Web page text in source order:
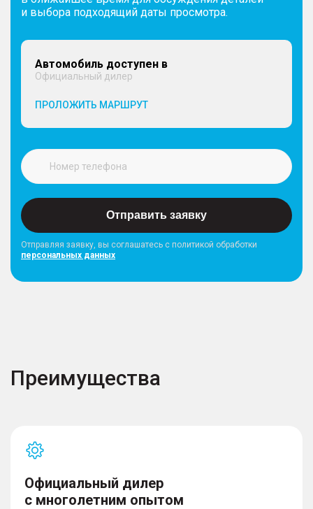
и выбора подходящий даты просмотра.
Автомобиль доступен в
Официальный дилер
ПРОЛОЖИТЬ МАРШРУТ
Отправить заявку
Отправляя заявку, вы соглашатесь с политикой обработки
персональных данных
Преимущества
Официальный дилер
с многолетним опытом